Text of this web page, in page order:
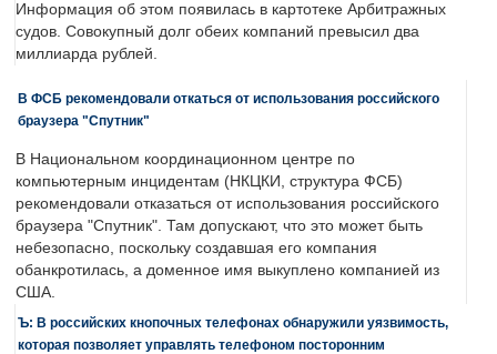
Информация об этом появилась в картотеке Арбитражных
судов. Совокупный долг обеих компаний превысил два
миллиарда рублей.
В ФСБ рекомендовали откаться от использования российского
браузера "Спутник"
В Национальном координационном центре по
компьютерным инцидентам (НКЦКИ, структура ФСБ)
рекомендовали отказаться от использования российского
браузера "Спутник". Там допускают, что это может быть
небезопасно, поскольку создавшая его компания
обанкротилась, а доменное имя выкуплено компанией из
США.
Ъ: В российских кнопочных телефонах обнаружили уязвимость,
которая позволяет управлять телефоном посторонним